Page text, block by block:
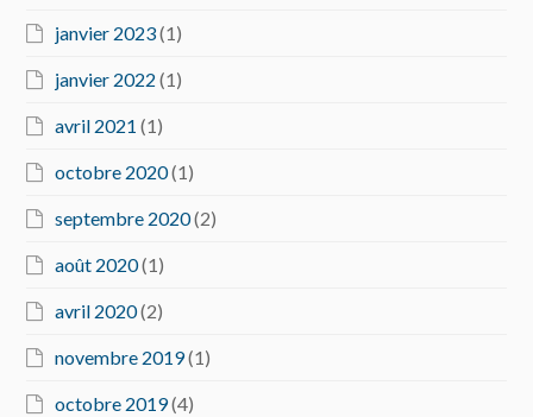
janvier 2023(1)
janvier 2022 (1)
avril 2021 (1)
octobre 2020(1)
septembre 2020(2)
août 2020(1)
avril 2020(2)
novembre 2019(1)
octobre 2019(4)